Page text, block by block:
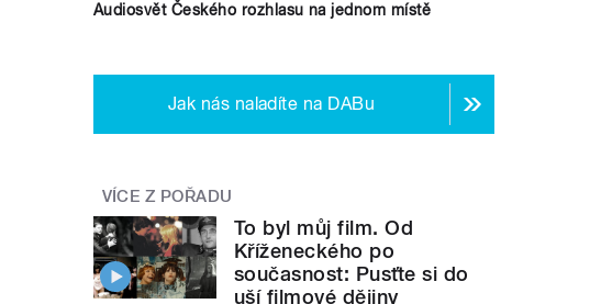
Audiosvět Českého rozhlasu na jednom místě
Jak nás naladíte na DABu
VÍCE Z POŘADU
To byl můj film. Od
Kříženeckého po
současnost: Pusťte si do
uší filmové dějiny